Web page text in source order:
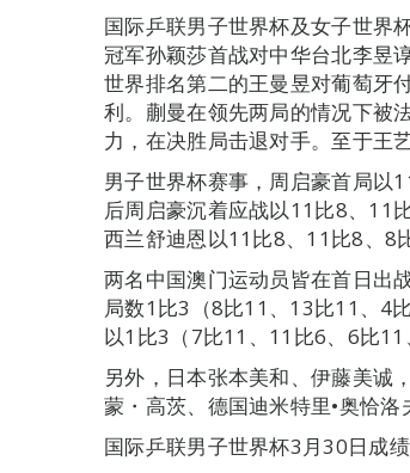
国际乒联男子世界杯及女子世界
冠军孙颖莎首战对中华台北李昱
世界排名第二的王曼昱对葡萄牙
利。蒯曼在领先两局的情况下被
力，在决胜局击退对手。至于王
男子世界杯赛事，周启豪首局以
后周启豪沉着应战以11比8、11
西兰舒迪恩以11比8、11比8、8
两名中国澳门运动员皆在首日出
局数1比3（8比11、13比11、4
以1比3（7比11、11比6、6比11
另外，日本张本美和、伊藤美诚
蒙・高茨、德国迪米特里•奥恰洛
国际乒联男子世界杯3月30日成绩